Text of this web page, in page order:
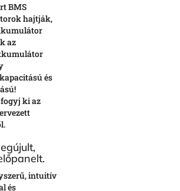
BMS
hajtják,
az
és
ki az
intuitív
és